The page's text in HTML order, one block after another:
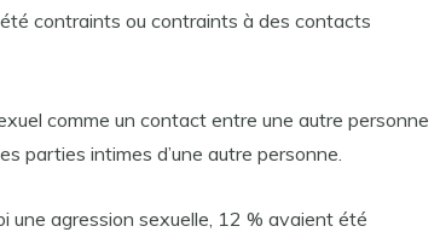
contraints ou contraints à des contacts
comme un contact entre une autre personne
parties intimes d’une autre personne.
une agression sexuelle, 12 % avaient été